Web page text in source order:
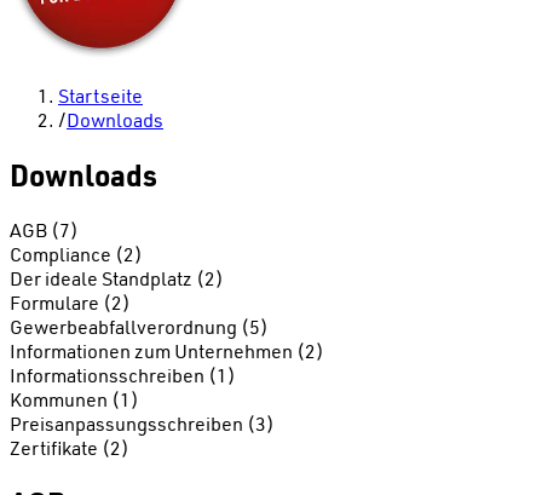
Startseite
/Downloads
Downloads
AGB (7)
Compliance (2)
Der ideale Standplatz (2)
Formulare (2)
Gewerbeabfallverordnung (5)
Informationen zum Unternehmen (2)
Informationsschreiben (1)
Kommunen (1)
Preisanpassungsschreiben (3)
Zertifikate (2)